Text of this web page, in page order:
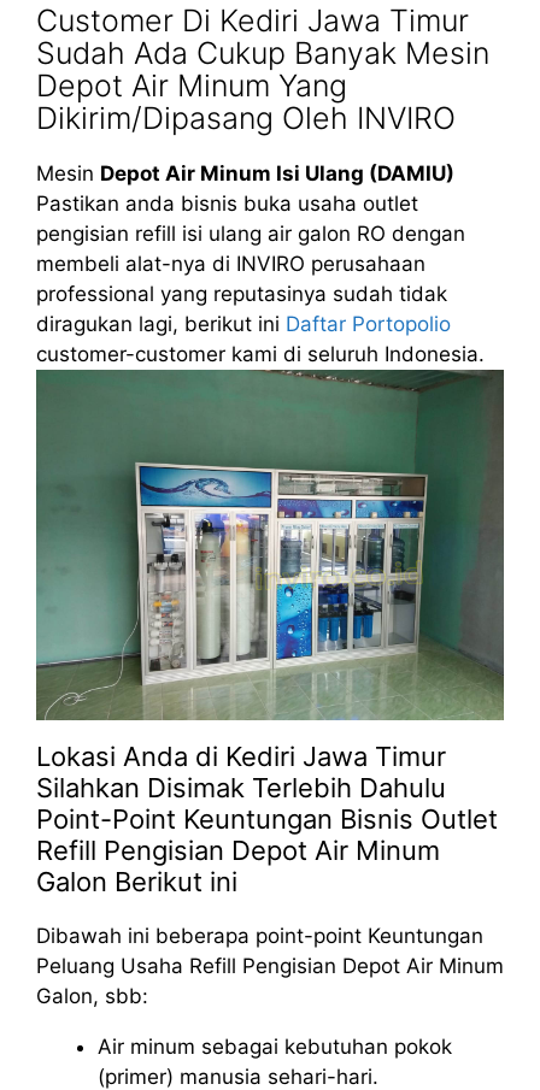
Customer Di Kediri Jawa Timur
Sudah Ada Cukup Banyak Mesin
Depot Air Minum Yang
Dikirim/Dipasang Oleh INVIRO
Mesin Depot Air Minum Isi Ulang (DAMIU)
Pastikan anda bisnis buka usaha outlet
pengisian refill isi ulang air galon RO dengan
membeli alat-nya di INVIRO perusahaan
professional yang reputasinya sudah tidak
diragukan lagi, berikut ini Daftar Portopolio
customer-customer kami di seluruh Indonesia.
Lokasi Anda di Kediri Jawa Timur
Silahkan Disimak Terlebih Dahulu
Point-Point Keuntungan Bisnis Outlet
Refill Pengisian Depot Air Minum
Galon Berikut ini
Dibawah ini beberapa point-point Keuntungan
Peluang Usaha Refill Pengisian Depot Air Minum
Galon, sbb:
Air minum sebagai kebutuhan pokok
(primer) manusia sehari-hari.